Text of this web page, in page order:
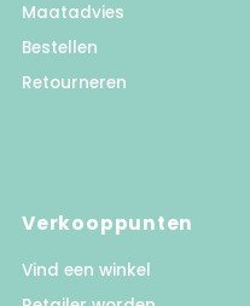
Maatadvies
Bestellen
Retourneren
Verkooppunten
Vind een winkel